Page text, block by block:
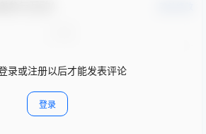
录或注册以后才能发表评论
登录